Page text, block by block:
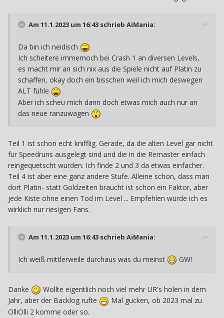
Am 11.1.2023 um 16:43 schrieb AiMania:
Da bin ich neidisch
Ich scheitere immernoch bei Crash 1 an diversen Levels,
es macht mir an sich nix aus die Spiele nicht auf Platin zu
schaffen, okay doch ein bisschen weil ich mich deswegen
ALT fühle
Aber ich scheu mich dann doch etwas mich auch nur an
das neue ranzuwagen
Teil 1 ist schon echt knifflig. Gerade, da die alten Level gar nicht
für Speedruns ausgelegt sind und die in die Remaster einfach
reingequetscht wurden. Ich finde 2 und 3 da etwas einfacher.
Teil 4 ist aber eine ganz andere Stufe. Alleine schon, dass man
dort Platin- statt Goldzeiten braucht ist schon ein Faktor, aber
jede Kiste ohne einen Tod im Level ... Empfehlen würde ich es
wirklich nur riesigen Fans.
Am 11.1.2023 um 16:43 schrieb AiMania:
Ich weiß mittlerweile durchaus was du meinst GW!
Danke
Wollte eigentlich noch viel mehr UR's holen in dem
Jahr, aber der Backlog rufte
Mal gucken, ob 2023 mal zu
OlliOlli 2 komme oder so.